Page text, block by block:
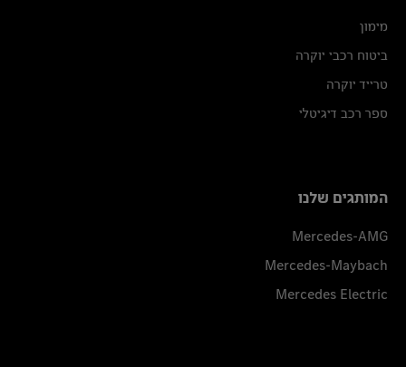
מימון
ביטוח רכבי יוקרה
טרייד יוקרה
ספר רכב דיגיטלי
המותגים שלנו
Mercedes-AMG
Mercedes-Maybach
Mercedes Electric